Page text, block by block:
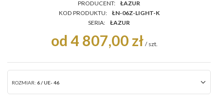
PRODUCENT:
ŁAZUR
KOD PRODUKTU:
ŁN-06Z-LIGHT-K
SERIA:
ŁAZUR
od 4 807,00 zł / szt.
ROZMIAR: 6 / UE- 46